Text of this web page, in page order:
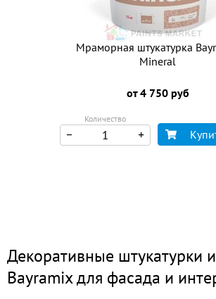
Мраморная штукатурка
Mineral
от 4 750 руб
Количество
Декоративные штукатурки
Bayramix для фасада и